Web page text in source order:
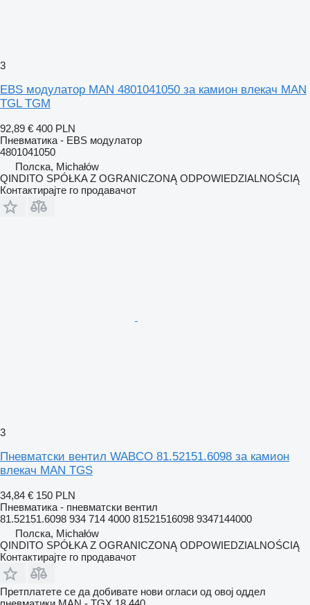
3
EBS модулатор MAN 4801041050 за камион влекач MAN
TGL TGM
92,89 € 400 PLN
Пневматика - EBS модулатор
4801041050
Полска, Michałów
QINDITO SPÓŁKA Z OGRANICZONĄ ODPOWIEDZIALNOŚCIĄ
Контактирајте го продавачот
3
Пневматски вентил WABCO 81.52151.6098 за камион
влекач MAN TGS
34,84 € 150 PLN
Пневматика - пневматски вентил
81.52151.6098 934 714 4000 81521516098 9347144000
Полска, Michałów
QINDITO SPÓŁKA Z OGRANICZONĄ ODPOWIEDZIALNOŚCIĄ
Контактирајте го продавачот
Претплатете се да добивате нови огласи од овој оддел